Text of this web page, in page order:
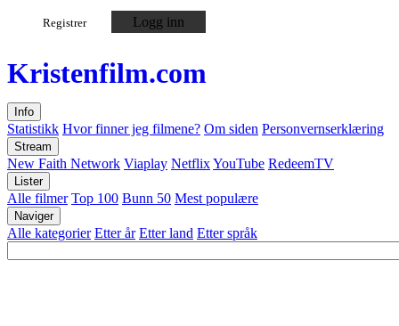
Registrer Logg inn
Kristenfilm.com
Info
Statistikk Hvor finner jeg filmene? Om siden Personvernserklæring
Stream
New Faith Network Viaplay NetflixYouTube RedeemTV
Lister
Alle filmer Top 100 Bunn 50 Mest populære
Naviger
Alle kategorier Etter år Etter land Etter språk